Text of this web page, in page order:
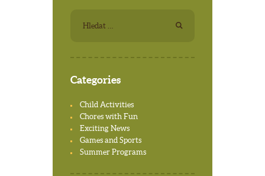
Categories
Child Activities
Chores with Fun
Exciting News
Games and Sports
Summer Programs